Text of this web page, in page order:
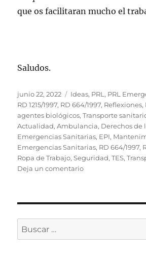
que os facilitaran mucho el
Saludos.
Publicado
el
junio 22, 2022 Categorías
Ideas, PRL, PRL
RD 1215/1997, RD 664/1997, Reflexiones,
agentes biológicos,Transporte
Actualidad,Ambulancia, Derechos de
Emergencias Sanitarias, EPI,
Emergencias Sanitarias, RD 664/1997,
Ropa de Trabajo,Seguridad,TES,
Deja un comentarioen
cuaderno
bitácora:
Buscar
por: